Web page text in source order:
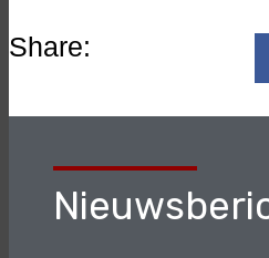
Share: